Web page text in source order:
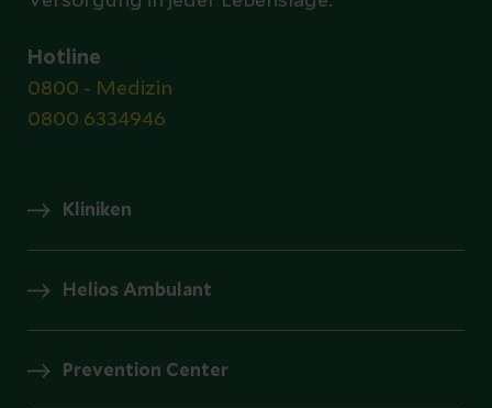
Hotline
0800 - Medizin
0800 6334946
Kliniken
Helios Ambulant
Prevention Center